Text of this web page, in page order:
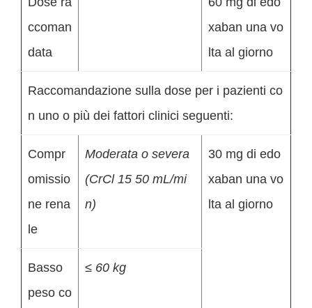
ccoman
data
xaban una vo
lta al giorno
Raccomandazione sulla dose per i pazienti co
n uno o più dei fattori clinici seguenti:
Compr
omissio
ne rena
le
Moderata o severa
(CrCl 15 50 mL/mi
n)
30 mg di edo
xaban una vo
lta al giorno
Basso
peso co
≤ 60 kg